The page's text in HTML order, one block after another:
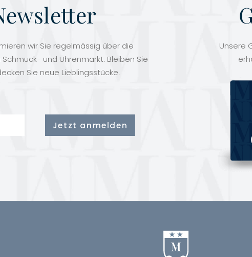
wir Sie regelmässig über die
und Uhrenmarkt. Bleiben Sie
Sie neue Lieblingsstücke.
Unsere